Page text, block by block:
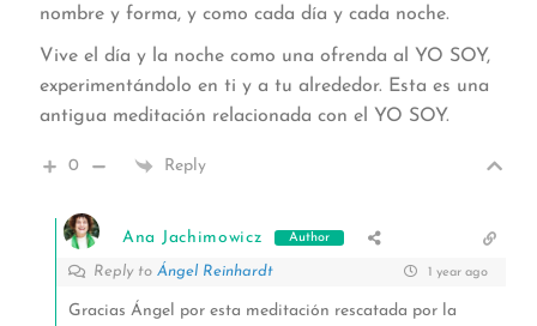
nombre y forma, y como cada día y cada noche.
Vive el día y la noche como una ofrenda al YO SOY,
experimentándolo en ti y a tu alrededor. Esta es una
antigua meditación relacionada con el YO SOY.
0 Reply
Ana Jachimowicz Author
Reply to Ángel Reinhardt 1 year ago
Gracias Ángel por esta meditación rescatada por la